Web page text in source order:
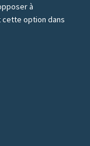
à
option dans